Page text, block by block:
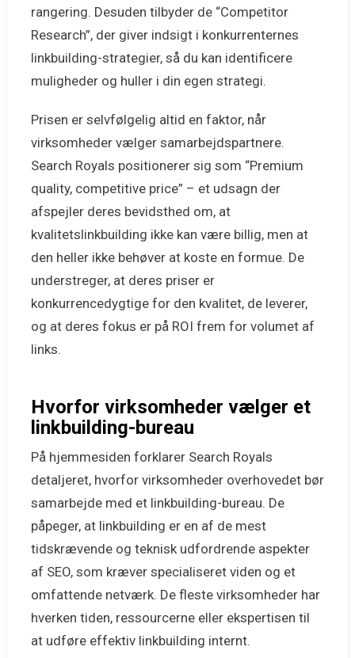
rangering. Desuden tilbyder de “Competitor
Research”, der giver indsigt i konkurrenternes
linkbuilding-strategier, så du kan identificere
muligheder og huller i din egen strategi.
Prisen er selvfølgelig altid en faktor, når
virksomheder vælger samarbejdspartnere.
Search Royals positionerer sig som “Premium
quality, competitive price” – et udsagn der
afspejler deres bevidsthed om, at
kvalitetslinkbuilding ikke kan være billig, men at
den heller ikke behøver at koste en formue. De
understreger, at deres priser er
konkurrencedygtige for den kvalitet, de leverer,
og at deres fokus er på ROI frem for volumet af
links.
Hvorfor virksomheder vælger et
linkbuilding-bureau
På hjemmesiden forklarer Search Royals
detaljeret, hvorfor virksomheder overhovedet bør
samarbejde med et linkbuilding-bureau. De
påpeger, at linkbuilding er en af de mest
tidskrævende og teknisk udfordrende aspekter
af SEO, som kræver specialiseret viden og et
omfattende netværk. De fleste virksomheder har
hverken tiden, ressourcerne eller ekspertisen til
at udføre effektiv linkbuilding internt.